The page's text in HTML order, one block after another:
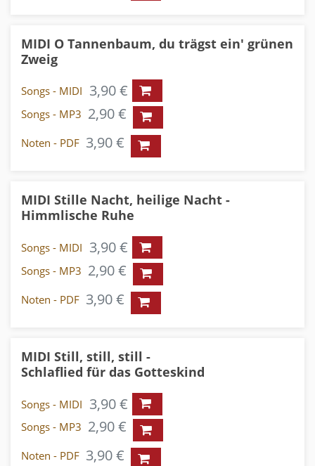
MIDI O Tannenbaum, du trägst ein' grünen
Zweig
Songs - MIDI 3,90 €
Songs - MP3 2,90 €
Noten - PDF 3,90 €
MIDI Stille Nacht, heilige Nacht -
Himmlische Ruhe
Songs - MIDI 3,90 €
Songs - MP3 2,90 €
Noten - PDF 3,90 €
MIDI Still, still, still -
Schlaflied für das Gotteskind
Songs - MIDI 3,90 €
Songs - MP3 2,90 €
Noten - PDF 3,90 €